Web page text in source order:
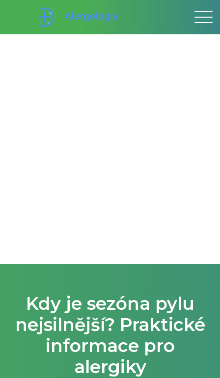
Kdy je sezóna pylu
nejsilnější? Praktické
informace pro
alergiky